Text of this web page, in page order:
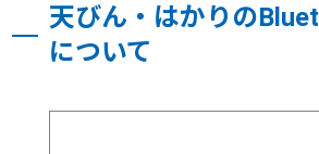
天びん・はかりの
について